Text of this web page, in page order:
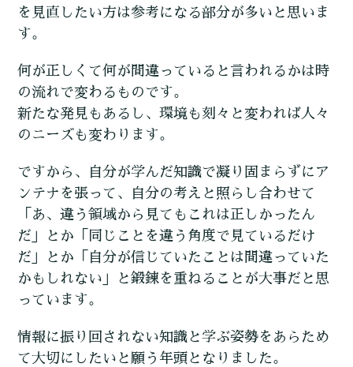
を見直したい方は参考になる部分が多いと思いま
す。
何が正しくて何が間違っていると言われるかは時
の流れで変わるものです。
新たな発見もあるし、環境も刻々と変われば人々
のニーズも変わります。
ですから、自分が学んだ知識で凝り固まらずにア
ンテナを張って、自分の考えと照らし合わせて
「あ、違う領域から見てもこれは正しかったん
だ」とか「同じことを違う角度で見ているだけ
だ」とか「自分が信じていたことは間違っていた
かもしれない」と鍛錬を重ねることが大事だと思
っています。
情報に振り回されない知識と学ぶ姿勢をあらため
て大切にしたいと願う年頭となりました。